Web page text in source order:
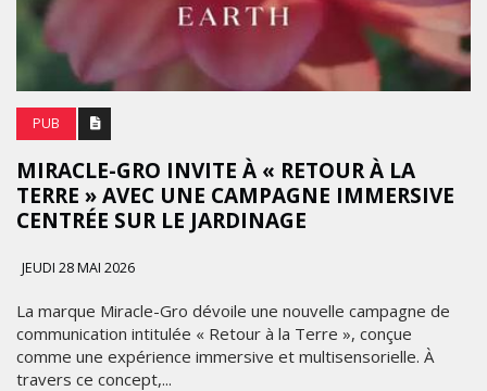
PUB
MIRACLE-GRO INVITE À « RETOUR À LA
TERRE » AVEC UNE CAMPAGNE IMMERSIVE
CENTRÉE SUR LE JARDINAGE
JEUDI 28 MAI 2026
La marque Miracle-Gro dévoile une nouvelle campagne de
communication intitulée « Retour à la Terre », conçue
comme une expérience immersive et multisensorielle. À
travers ce concept,...